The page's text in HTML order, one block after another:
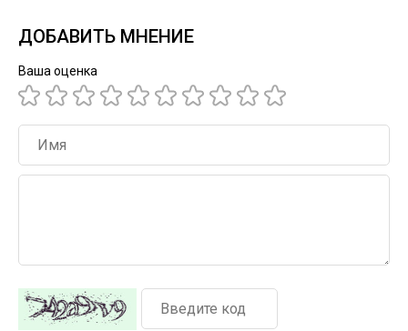
ДОБАВИТЬ МНЕНИЕ
Ваша оценка